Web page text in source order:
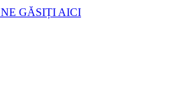
NE GĂSIȚI AICI